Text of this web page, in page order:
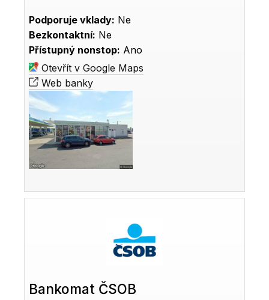
Podporuje vklady: Ne
Bezkontaktní: Ne
Přístupný nonstop: Ano
Otevřít v Google Maps
Web banky
Bankomat ČSOB